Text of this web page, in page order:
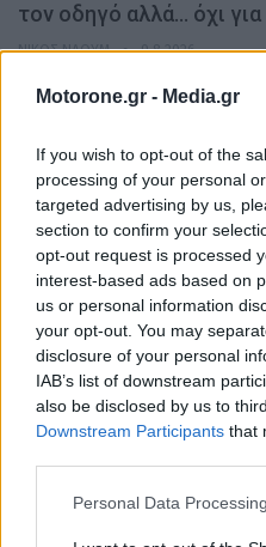
Motorone.gr - Media.gr
If you wish to opt-out of the
processing of your personal
targeted advertising by us,
section to confirm your
opt-out request is processed
interest-based ads based on
us or personal information
your opt-out. You may
disclosure of your personal
IAB’s list of downstream
also be disclosed by us to
Downstream Participants that
Personal Data
τον οδηγό αλλά… όχι
ΝΊΚΟΣ ΝΑΟΎΜ 9.8.2026
ΕΙΚΟΝΕΣ
Skoda Kodiaq από…
ανάβουν!